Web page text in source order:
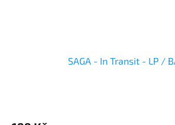
SAGA - In Transit - LP /